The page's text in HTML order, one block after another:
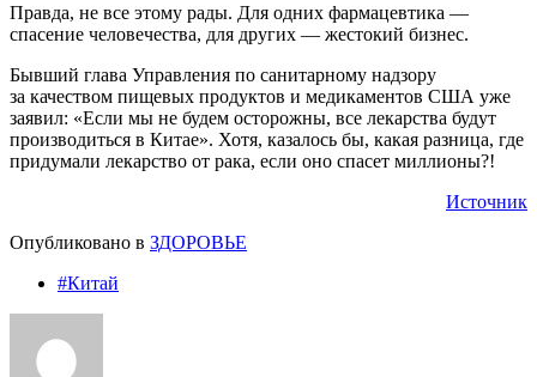
Правда, не все этому рады. Для одних фармацевтика —
спасение человечества, для других — жестокий бизнес.
Бывший глава Управления по санитарному надзору
за качеством пищевых продуктов и медикаментов США уже
заявил: «Если мы не будем осторожны, все лекарства будут
производиться в Китае». Хотя, казалось бы, какая разница, где
придумали лекарство от рака, если оно спасет миллионы?!
Источник
Опубликовано в ЗДОРОВЬЕ
#Китай